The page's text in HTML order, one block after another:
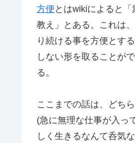
方便 とはwikiによると
教え」とある。これは
り続ける事を方便とす
しない形を取ることが
る。
ここまでの話は、どち
(急に無理な仕事が入っ
しく生きるなんて呑気